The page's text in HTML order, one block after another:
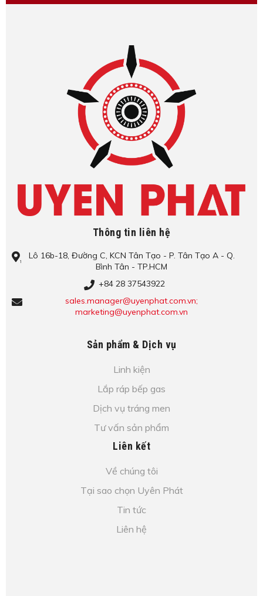
Thông tin liên hệ
Lô​ 16b-18, Đ​ư​ờ​ng C, KCN Tâ​n Tạo​ - P. Tâ​n Tạo​ A - Q.
Bình​ Tâ​n - TP.HCM
+84 28 37543922
sales.manager@uyenphat.com.vn;
marketing@uyenphat.com.vn
Sản phẩm & Dịch vụ
Linh kiện
Lắp ráp bếp gas
Dịch vụ tráng men
Tư vấn sản phẩm
Liên kết
Về chúng tôi
Tại sao chọn Uyên Phát
Tin tức
Liên hệ